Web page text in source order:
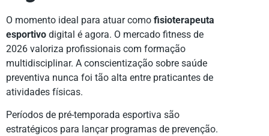
O momento ideal para atuar como fisioterapeuta
esportivo digital é agora. O mercado fitness de
2026 valoriza profissionais com formação
multidisciplinar. A conscientização sobre saúde
preventiva nunca foi tão alta entre praticantes de
atividades físicas.
Períodos de pré-temporada esportiva são
estratégicos para lançar programas de prevenção.